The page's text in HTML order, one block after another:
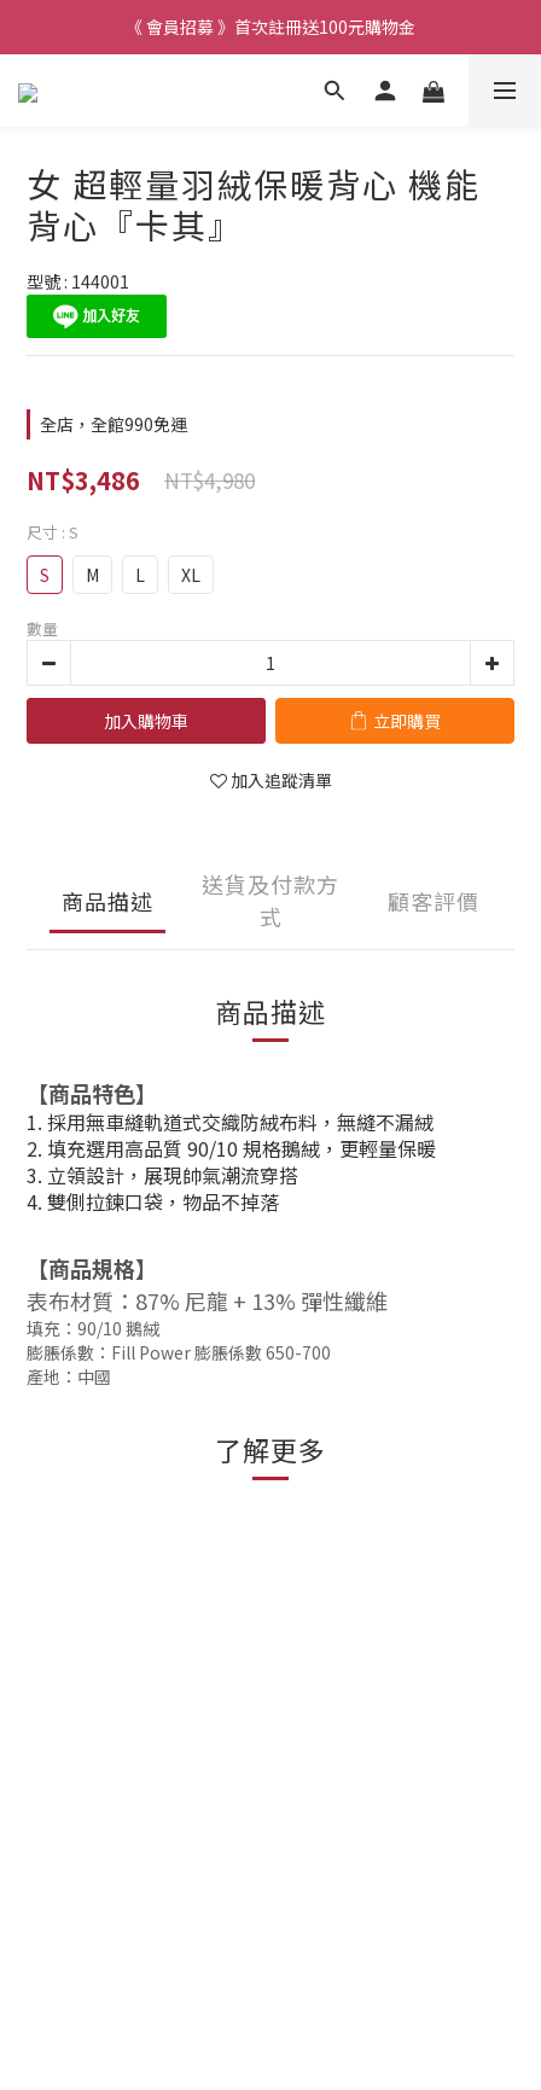
《 會員招募 》首次註冊送100元購物金
女 超輕量羽絨保暖背心 機能
背心『卡其』
型號 : 144001
全店，全館990免運
NT$3,486 NT$4,980
尺寸 : S
S M L XL
數量
加入購物車 立即購買
加入追蹤清單
商品描述
送貨及付款方
式
顧客評價
商品描述
【商品特色】
1. 採用無車縫軌道式交織防絨布料，無縫不漏絨
2. 填充選用高品質 90/10 規格鵝絨，更輕量保暖
3. 立領設計，展現帥氣潮流穿搭
4. 雙側拉鍊口袋，物品不掉落
【商品規格】
表布材質： 87% 尼龍 + 13% 彈性纖維
填充：90/10 鵝絨
膨脹係數：Fill Power 膨脹係數 650-700
產地：中國
了解更多